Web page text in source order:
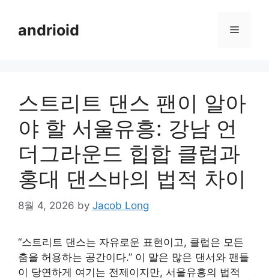
contentandrioid Menu
스트리트 댄스 팬이 알아
야 할 서울유흥: 강남 언
더그라운드 힙합 클럽과
홍대 댄스바의 법적 차이
8월 4, 2026 by Jacob Long
“스트리트 댄스는 자유로운 표현이고, 클럽은 모든
춤을 허용하는 공간이다.” 이 말은 많은 댄서와 팬들
이 당연하게 여기는 전제이지만, 서울유흥의 법적